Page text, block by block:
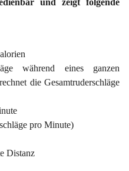
während eines ganzen
die Gesamtruderschläge
pro Minute)
Distanz